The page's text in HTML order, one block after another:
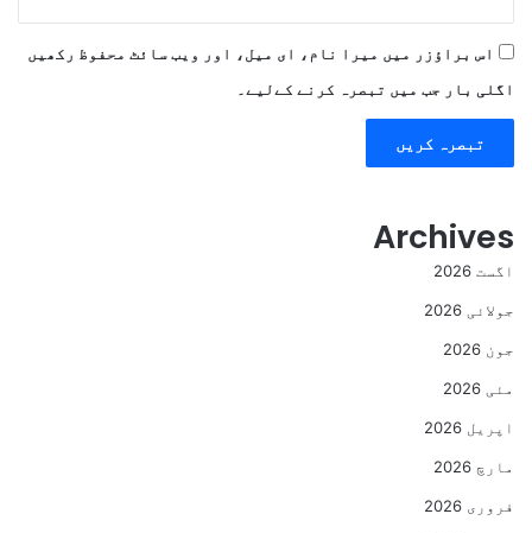
اس براؤزر میں میرا نام، ای میل، اور ویب سائٹ محفوظ رکھیں
اگلی بار جب میں تبصرہ کرنے کےلیے۔
Archives
اگست 2026
جولائی 2026
جون 2026
مئی 2026
اپریل 2026
مارچ 2026
فروری 2026